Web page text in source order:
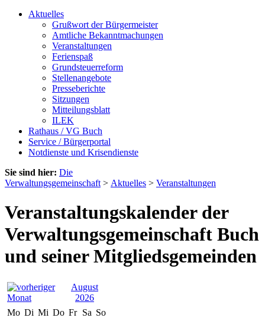
Aktuelles
Grußwort der Bürgermeister
Amtliche Bekanntmachungen
Veranstaltungen
Ferienspaß
Grundsteuerreform
Stellenangebote
Presseberichte
Sitzungen
Mitteilungsblatt
ILEK
Rathaus / VG Buch
Service / Bürgerportal
Notdienste und Krisendienste
Sie sind hier: Die
Verwaltungsgemeinschaft > Aktuelles > Veranstaltungen
Veranstaltungskalender der
Verwaltungsgemeinschaft Buch
und seiner Mitgliedsgemeinden
August
2026
Mo Di Mi Do Fr Sa So